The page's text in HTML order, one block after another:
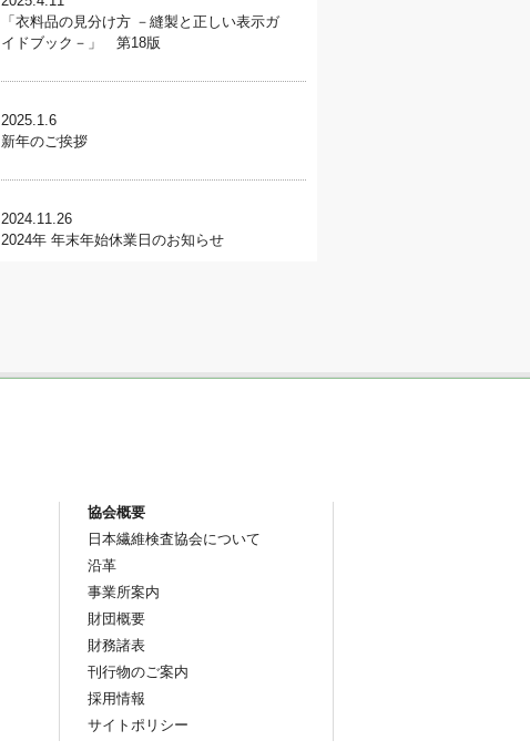
「衣料品の見分け方 －縫製と正しい表示ガ
イドブック－」 第18版
2025.1.6
新年のご挨拶
2024.11.26
2024年 年末年始休業日のお知らせ
協会概要
日本繊維検査協会について
沿革
事業所案内
財団概要
財務諸表
刊行物のご案内
採用情報
サイトポリシー